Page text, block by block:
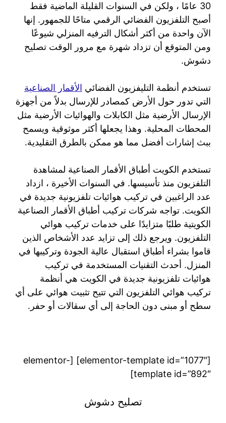
30 عامًا ، ولكن في السنوات القليلة الماضية فقط
أصبح التلفزيون الفضائي الرقمي متاحًا للجمهور. إنها
الآن واحدة من أكثر أشكال الترفيه المنزلي شيوعًا
ومن المتوقع أن تزداد شهرة مع مرور الوقت تصليح
دشوش.
تستخدم أنظمة التليفزيون الفضائي الأقمار الصناعية
التي تدور حول الأرض كمصادر للإرسال بدلاً من أجهزة
الإرسال الأرضية مثل الكابلات والهوائيات الأرضية مثل
المحطات المحلية. وهذا يجعلها أكثر موثوقية ويسمح
ببث إشارات أفضل مما هو ممكن بالطرق التقليدية.
تستخدم الكويت أطباق الأقمار الصناعية لمشاهدة
التلفزيون منذ تأسيسها. في السنوات الأخيرة ، ازداد
عدد الراغبين في تركيب هوائيات تلفزيونية جديدة في
الكويت. تواجه شركات تركيب أطباق الأقمار الصناعية
الكويتية طلبًا متزايدًا على خدمات تركيب هوائي
التلفزيون. ويرجع ذلك إلى تزايد عدد الأشخاص الذين
قاموا بشراء أطباق استقبال عالية الجودة وتركيبها في
المنزل. أحدث التقنيات المستخدمة في تركيب
هوائيات تلفزيونية جديدة في الكويت هي أنظمة
تركيب هوائي التلفزيون التي تتيح تثبيت هوائي على أي
سطح أو مبنى دون الحاجة إلى أي سقالات أو حفر.
[elementor-template id=”1077″] [elementor-
template id=”892″]
تصليح دشوش